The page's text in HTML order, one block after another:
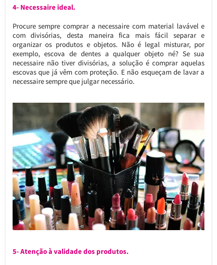
4- Necessaire ideal.
Procure sempre comprar a necessaire com material lavável e
com divisórias, desta maneira fica mais fácil separar e
organizar os produtos e objetos. Não é legal misturar, por
exemplo, escova de dentes a qualquer objeto né? Se sua
necessaire não tiver divisórias, a solução é comprar aquelas
escovas que já vêm com proteção. E não esqueçam de lavar a
necessaire sempre que julgar necessário.
5- Atenção à validade dos produtos.